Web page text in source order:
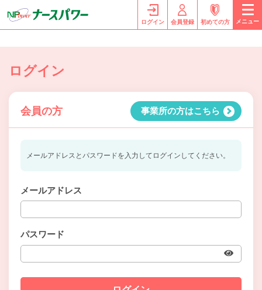
ログイン 会員登録 初めての方 メニュー
ログイン
会員の方 事業所の方はこちら
メールアドレスとパスワードを入力してログインしてください。
メールアドレス
パスワード